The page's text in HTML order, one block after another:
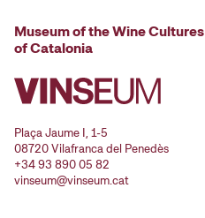
Museum of the Wine Cultures
of Catalonia
Plaça Jaume I, 1-5
08720 Vilafranca del Penedès
+34 93 890 05 82
vinseum@vinseum.cat